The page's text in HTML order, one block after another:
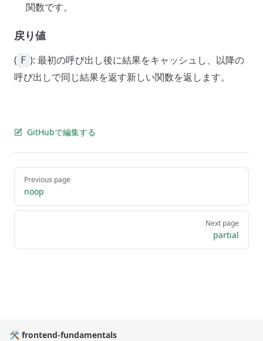
関数です。
戻り値
( F ): 最初の呼び出し後に結果をキャッシュし、以降の
呼び出しで同じ結果を返す新しい関数を返します。
GitHubで編集する
Pager
Previous page
noop
Next page
partial
🛠️ frontend-fundamentals